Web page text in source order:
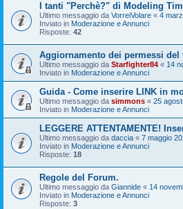
I tanti "Perchè?" di Modeling
Ultimo messaggio da VorreiVolare « 4
Inviato in Moderazione e Annunci
Risposte: 42
Aggiornamento dei permessi del
Ultimo messaggio da Starfighter84 « 14
Inviato in Moderazione e Annunci
Guida - Come inserire LINK in
Ultimo messaggio da simmons « 25
Inviato in Moderazione e Annunci
LEGGERE ATTENTAMENTE!
Ultimo messaggio da daccia « 7 maggio
Inviato in Moderazione e Annunci
Risposte: 18
Regole del Forum.
Ultimo messaggio da Giannide « 14
Inviato in Moderazione e Annunci
Risposte: 3